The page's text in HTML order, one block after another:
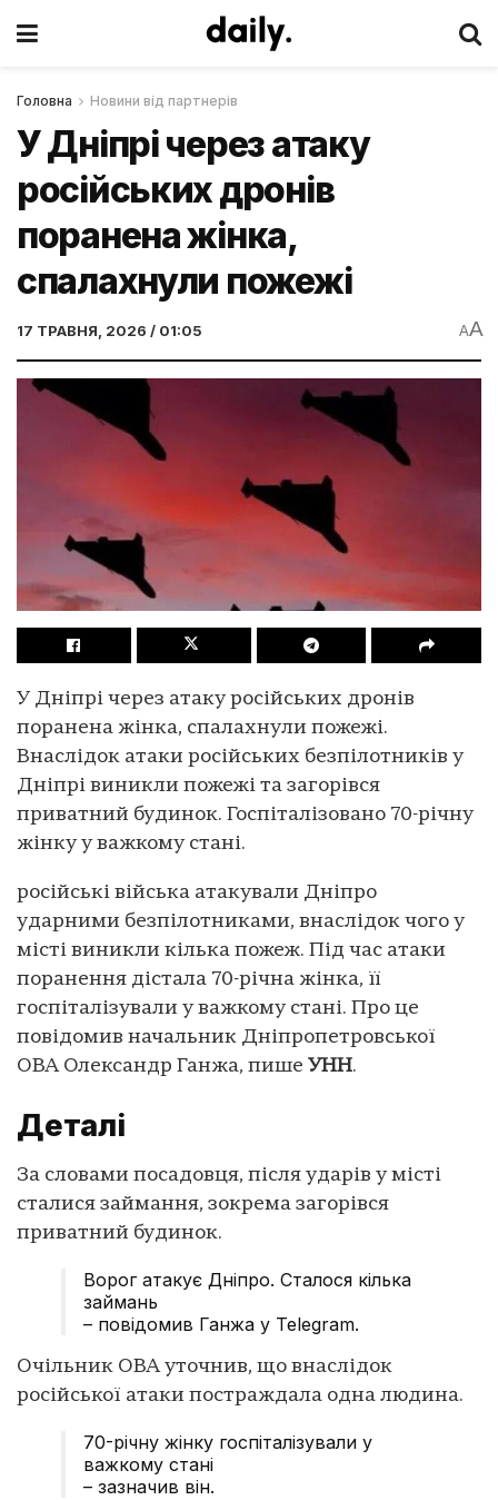
Головна Новини від партнерів
У Дніпрі через атаку
російських дронів
поранена жінка,
спалахнули пожежі
17 ТРАВНЯ, 2026 / 01:05 AA
У Дніпрі через атаку російських дронів
поранена жінка, спалахнули пожежі.
Внаслідок атаки російських безпілотників у
Дніпрі виникли пожежі та загорівся
приватний будинок. Госпіталізовано 70-річну
жінку у важкому стані.
російські війська атакували Дніпро
ударними безпілотниками, внаслідок чого у
місті виникли кілька пожеж. Під час атаки
поранення дістала 70-річна жінка, її
госпіталізували у важкому стані. Про це
повідомив начальник Дніпропетровської
ОВА Олександр Ганжа, пише УНН.
Деталі
За словами посадовця, після ударів у місті
сталися займання, зокрема загорівся
приватний будинок.
Ворог атакує Дніпро. Сталося кілька
займань
– повідомив Ганжа у Telegram.
Очільник ОВА уточнив, що внаслідок
російської атаки постраждала одна людина.
70-річну жінку госпіталізували у
важкому стані
– зазначив він.